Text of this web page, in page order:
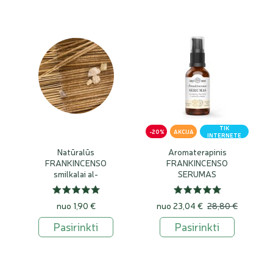
Natūralūs
FRANKINCENSO
smilkalai al-
lubān'Umān
nuo 1,90 €
Pasirinkti
-20% AKCIJA
TIK
INTERNETE
Aromaterapinis
FRANKINCENSO
SERUMAS
nuo 23,04 € 28,80 €
Pasirinkti